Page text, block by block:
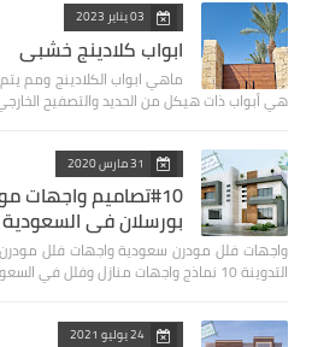
03 يناير 2023
ابواب كلادينج خشبي
ماهي ابواب الكلادينج ومم
هي أبواب ذات هيكل من الحديد والتصفيح
31 مارس 2020
#10تصاميم واجهات
بورسلان في السعودية
التدوينة 10 نماذج واجهات منازل وفلل في السعودية…
24 يوليو 2021